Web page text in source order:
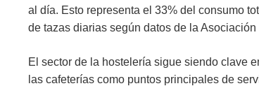
al día. Esto representa el 33% del consumo
de tazas diarias según datos de la
El sector de la hostelería sigue siendo clave
las cafeterías como puntos principales de